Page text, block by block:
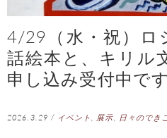
4/29（水・祝）ロ
話絵本と、キリル
申し込み受付中です
2026.3.29 / イベント 展示 日々のでき